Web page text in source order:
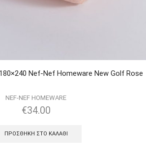
Nef-Nef Homeware New Golf Rose
NEF-NEF HOMEWARE
€34.00
ΠΡΟΣΘΉΚΗ ΣΤΟ ΚΑΛΆΘΙ